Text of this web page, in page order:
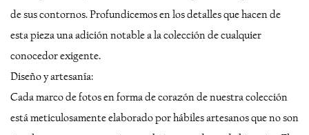
de sus contornos. Profundicemos en los detalles que hacen de
esta pieza una adición notable a la colección de cualquier
conocedor exigente.
Diseño y artesanía:
Cada marco de fotos en forma de corazón de nuestra colección
está meticulosamente elaborado por hábiles artesanos que no son